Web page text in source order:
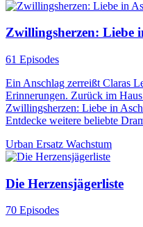
Zwillingsherzen: Liebe
61 Episodes
Ein Anschlag zerreißt Claras
Erinnerungen. Zurück im
Zwillingsherzen: Liebe in
Entdecke weitere beliebte
Urban Ersatz Wachstum
Die Herzensjägerliste
70 Episodes